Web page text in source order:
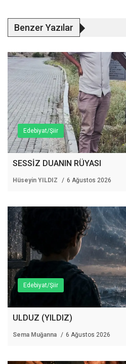
Benzer Yazılar
Edebiyat/Şiir
SESSİZ DUANIN RÜYASI
Hüseyin YILDIZ 6 Ağustos 2026
Edebiyat/Şiir
ULDUZ (YILDIZ)
Sema Muğanna 6 Ağustos 2026